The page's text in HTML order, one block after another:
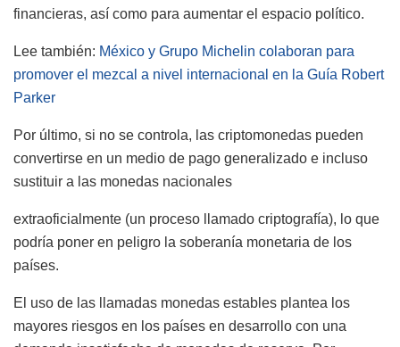
financieras, así como para aumentar el espacio político.
Lee también: México y Grupo Michelin colaboran para
promover el mezcal a nivel internacional en la Guía Robert
Parker
Por último, si no se controla, las criptomonedas pueden
convertirse en un medio de pago generalizado e incluso
sustituir a las monedas nacionales
extraoficialmente (un proceso llamado criptografía), lo que
podría poner en peligro la soberanía monetaria de los
países.
El uso de las llamadas monedas estables plantea los
mayores riesgos en los países en desarrollo con una